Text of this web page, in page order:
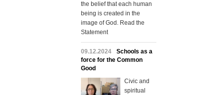
the belief that each human
being is created in the
image of God. Read the
Statement
09.12.2024
Schools as a
force for the Common
Good
Civic and
spiritual